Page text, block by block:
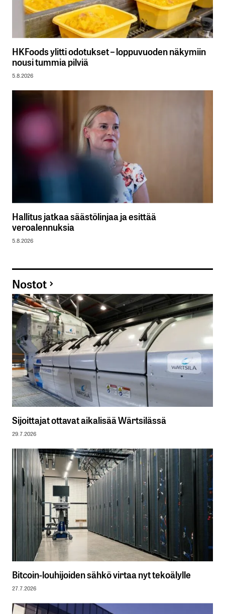
HKFoods ylitti odotukset – loppuvuoden näkymiin
nousi tummia pilviä
5.8.2026
Hallitus jatkaa säästölinjaa ja esittää
veroalennuksia
5.8.2026
Nostot
Sijoittajat ottavat aikalisää Wärtsilässä
29.7.2026
Bitcoin-louhijoiden sähkö virtaa nyt tekoälylle
27.7.2026